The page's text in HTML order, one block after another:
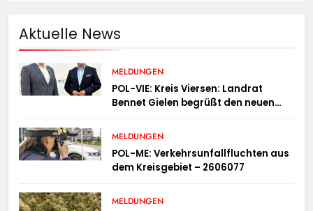
Aktuelle News
MELDUNGEN
POL-VIE: Kreis Viersen: Landrat
Bennet Gielen begrüßt den neuen
MELDUNGEN
POL-ME: Verkehrsunfallfluchten aus
dem Kreisgebiet – 2606077
MELDUNGEN